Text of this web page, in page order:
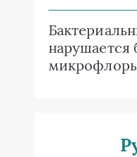
нарушается